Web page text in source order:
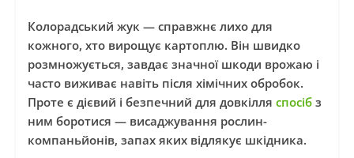
Колорадський жук — справжнє лихо для
кожного, хто вирощує картоплю. Він швидко
розмножується, завдає значної шкоди врожаю і
часто виживає навіть після хімічних обробок.
Проте є дієвий і безпечний для довкілля спосібз
ним боротися — висаджування рослин-
компаньйонів, запах яких відлякує шкідника.